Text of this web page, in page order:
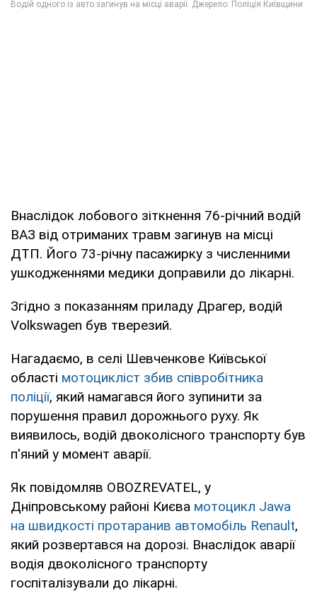
Внаслідок лобового зіткнення 76-річний водій
ВАЗ від отриманих травм загинув на місці
ДТП. Його 73-річну пасажирку з численними
ушкодженнями медики доправили до лікарні.
Згідно з показанням приладу Драгер, водій
Volkswagen був тверезий.
Нагадаємо, в селі Шевченкове Київської
області мотоцикліст збив співробітника
поліції, який намагався його зупинити за
порушення правил дорожнього руху. Як
виявилось, водій двоколісного транспорту був
п'яний у момент аварії.
Як повідомляв OBOZREVATEL, у
Дніпровському районі Києва мотоцикл Jawa
на швидкості протаранив автомобіль Renault,
який розвертався на дорозі. Внаслідок аварії
водія двоколісного транспорту
госпіталізували до лікарні.